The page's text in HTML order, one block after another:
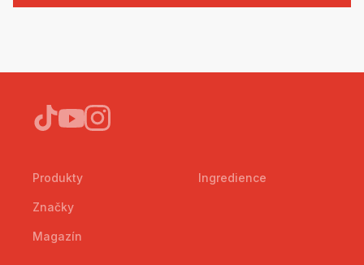
Produkty
Značky
Magazín
Ingredience